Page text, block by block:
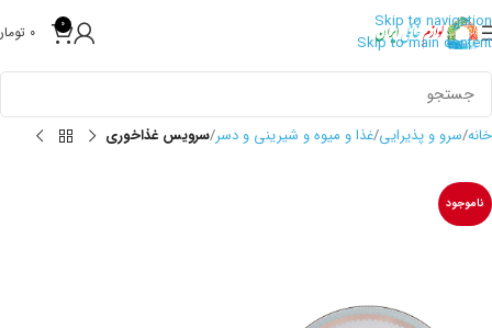
Skip to navigation
Skip to main content
0
0
خانه سرو و پذیرایی غذا و میوه و شیرینی و دسر سرویس غذاخوری
ناموجود